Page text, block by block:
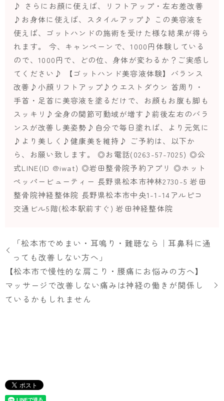
♪ さらにお顔に使えば、リフトアップ・左右差改善
♪お身体に使えば、スタイルアップ♪ この美容液を
使えば、ゴットハンドの施術を受けた様な結果が得ら
れます。 今、キャンペーンで、1000円体験している
ので、1000円で、どの位、身体が変わるか？ご実感し
てください♪ 【ゴットハンド美容液体験】バランス
改善♪小顔リフトアップ♪ウエストダウン 首周り・
手首・足首に美容液を塗るだけで、お顔もお腹も脚も
スッキリ♪全身の関節可動域が増す♪前後左右のバラ
ンスが改善し美姿勢♪自分で毎日塗れば、より元気に
♪より美しく♪健康美を維持♪ ご予約は、以下か
ら、お願い致します。 ◎お電話(0263-57-7025) ◎公
式LINE(ID @iwat) ◎岩田整骨院予約アプリ ◎ホット
ペッパービューティー 長野県松本市神林2730-5 岩田
整骨院神経整体院 長野県松本市中央1-1-14アルピコ
交通ビル5階(松本駅前すぐ) 岩田神経整体院
「松本市でめまい・耳鳴り・難聴なら｜耳鼻科に通
っても改善しない方へ」
【松本市で慢性的な肩こり・腰痛にお悩みの方へ】
マッサージで改善しない痛みは神経の働きが関係し
ているかもしれません